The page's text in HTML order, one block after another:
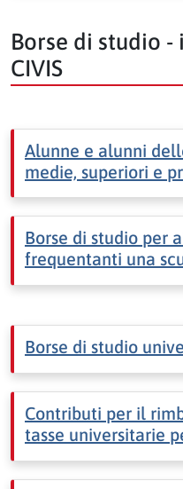
Borse di studio
CIVIS
Alunne e alunni
medie, superiori e
Borse di studio per
frequentanti una
Borse di studio
Contributi per il
tasse universitarie